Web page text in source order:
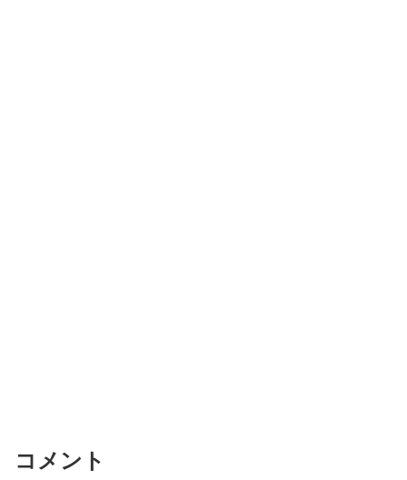
コメント